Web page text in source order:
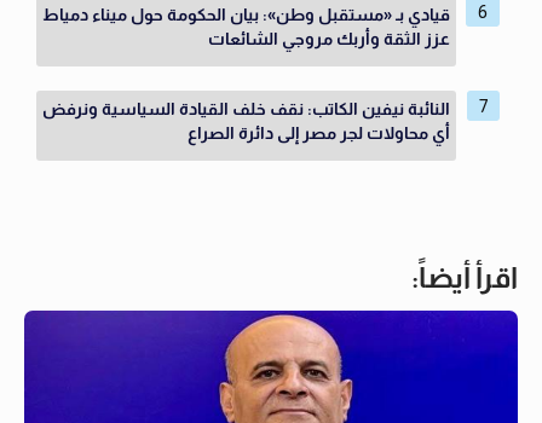
قيادي بـ «مستقبل وطن»: بيان الحكومة حول ميناء دمياط
عزز الثقة وأربك مروجي الشائعات
النائبة نيفين الكاتب: نقف خلف القيادة السياسية ونرفض
أي محاولات لجر مصر إلى دائرة الصراع
اقرأ أيضاً: